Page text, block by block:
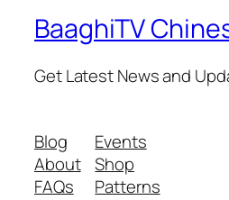
BaaghiTV
Get Latest News and
Blog
About
FAQs
Events
Shop
Patterns